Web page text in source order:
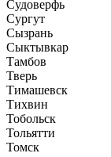
Судоверфь
Сургут
Сызрань
Сыктывкар
Тамбов
Тверь
Тимашевск
Тихвин
Тобольск
Тольятти
Томск